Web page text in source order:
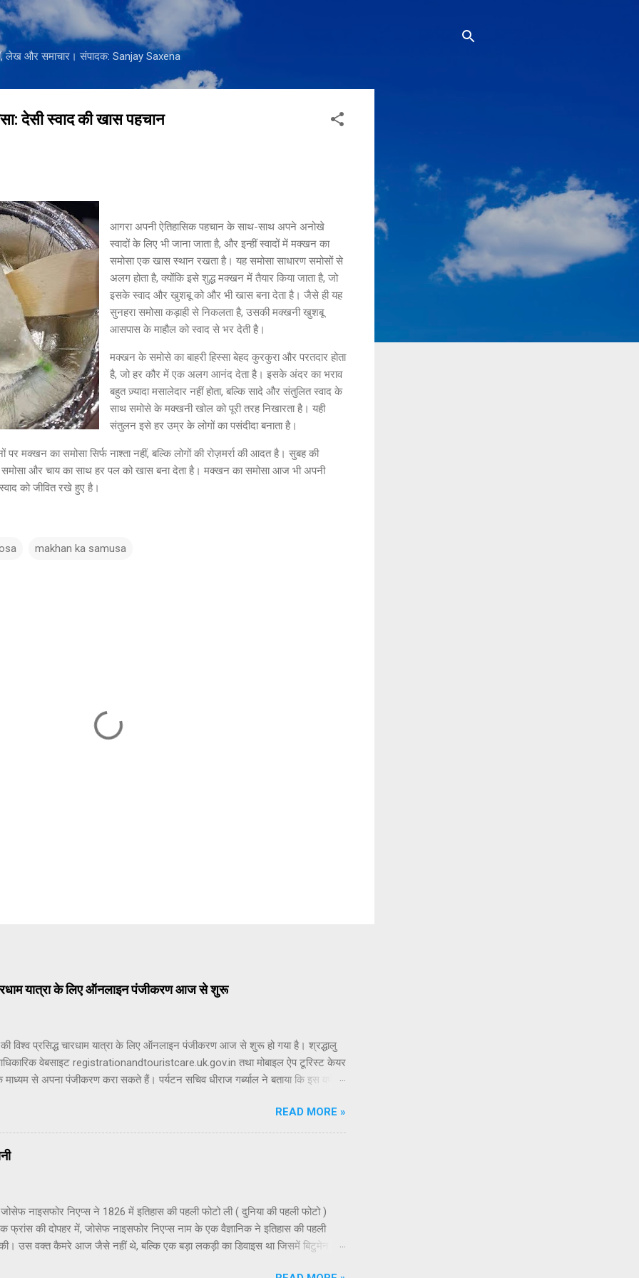
सीधे मुख्य सामग्री पर जाएं
लेख और समाचार। संपादक: Sanjay Saxena
देसी स्वाद की खास पहचान
आगरा अपनी ऐतिहासिक पहचान के साथ-साथ अपने अनोखे
स्वादों के लिए भी जाना जाता है, और इन्हीं स्वादों में मक्खन का
समोसा एक खास स्थान रखता है। यह समोसा साधारण समोसों से
अलग होता है, क्योंकि इसे शुद्ध मक्खन में तैयार किया जाता है, जो
इसके स्वाद और खुशबू को और भी खास बना देता है। जैसे ही यह
सुनहरा समोसा कड़ाही से निकलता है, उसकी मक्खनी खुशबू
आसपास के माहौल को स्वाद से भर देती है।
मक्खन के समोसे का बाहरी हिस्सा बेहद कुरकुरा और परतदार होता
है, जो हर कौर में एक अलग आनंद देता है। इसके अंदर का भराव
बहुत ज़्यादा मसालेदार नहीं होता, बल्कि सादे और संतुलित स्वाद के
साथ समोसे के मक्खनी खोल को पूरी तरह निखारता है। यही
संतुलन इसे हर उम्र के लोगों का पसंदीदा बनाता है।
मक्खन का समोसा सिर्फ नाश्ता नहीं, बल्कि लोगों की रोज़मर्रा की आदत है। सुबह की
और चाय का साथ हर पल को खास बना देता है। मक्खन का समोसा आज भी अपनी
को जीवित रखे हुए है।
makhan ka samusa
यात्रा के लिए ऑनलाइन पंजीकरण आज से शुरू
विश्व प्रसिद्ध चारधाम यात्रा के लिए ऑनलाइन पंजीकरण आज से शुरू हो गया है। श्रद्धालु
वेबसाइट registrationandtouristcare.uk.gov.in तथा मोबाइल ऐप टूरिस्ट केयर
से अपना पंजीकरण करा सकते हैं। पर्यटन सचिव धीराज गर्ब्याल ने बताया कि इस वर्ष
केदारनाथ धाम के कपाट 22 अप्रैल को और बदरीनाथ धाम के कपाट 23 अप्रैल को
यात्रा में शामिल होने वाले सभी श्रद्धालुओं के लिए पंजीकरण अनिवार्य किया गया है।
को सरल बनाने के लिए भारतीय श्रद्धालु आधार कार्ड के माध्यम से जबकि विदेशी
लिए ई-मेल आईडी के जरिए पंजीकरण की सुविधा उपलब्ध कराई गई है। जो श्रद्धालु ऑनलाइन
विशेष पंजीकरण काउंटर स्थापित किए जाएंगे। प्रशा...
READ MORE »
नाइसफोर निएप्स ने 1826 में इतिहास की पहली फोटो ली ( दुनिया की पहली फोटो )
फ्रांस की दोपहर में, जोसेफ नाइसफोर निएप्स नाम के एक वैज्ञानिक ने इतिहास की पहली
उस वक्त कैमरे आज जैसे नहीं थे, बल्कि एक बड़ा लकड़ी का डिवाइस था जिसमें बिटुमेन